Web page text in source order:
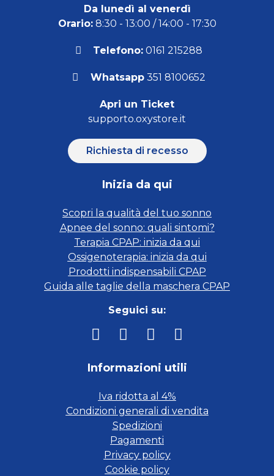
Da lunedì al venerdì
Orario:8:30 - 13:00 / 14:00 - 17:30
Telefono: 0161 215288
Whatsapp351 8100652
Apri un Ticket
supporto.oxystore.it
Richiesta di recesso
Inizia da qui
Scopri la qualità del tuo sonno
Apnee del sonno: quali sintomi?
Terapia CPAP: inizia da qui
Ossigenoterapia: inizia da qui
Prodotti indispensabili CPAP
Guida alle taglie della maschera CPAP
Seguici su:
Informazioni utili
Iva ridotta al 4%
Condizioni generali di vendita
Spedizioni
Pagamenti
Privacy policy
Cookie policy